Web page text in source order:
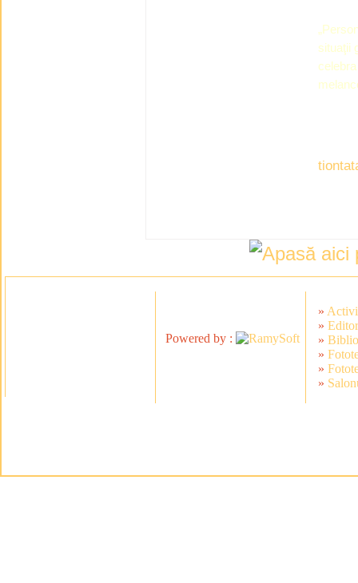
situaţii
Powered by :
»
»
»
»
»
»